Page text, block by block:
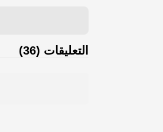
التعليقات (36)